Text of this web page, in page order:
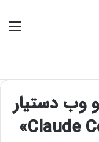
وب دستیار
هوش مصنوعی «Claude Cowork»